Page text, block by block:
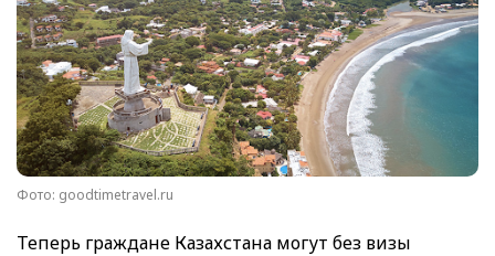
Фото: goodtimetravel.ru
Теперь граждане Казахстана могут без визы